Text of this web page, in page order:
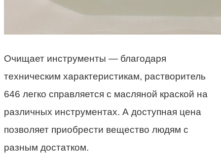
Очищает инструменты — благодаря
техническим характеристикам, растворитель
646 легко справляется с масляной краской на
различных инструментах. А доступная цена
позволяет приобрести вещество людям с
разным достатком.